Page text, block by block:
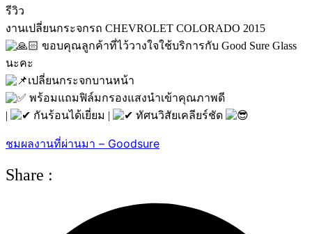
รีวิว
งานเปลี่ยนกระจกรถ CHEVROLET COLORADO 2015
ขอบคุณลูกค้าที่ไว้วางใจใช้บริการกับ Good Sure Glass
นะคะ
เปลี่ยนกระจกบานหน้า
พร้อมแถมฟิล์มกรองแสงนำเข้าคุณภาพดี
|
กันร้อนได้เยี่ยม | ทัศนวิสัยเคลียร์ชัด
ชมผลงานที่ผ่านมา – Goodsure
Share :